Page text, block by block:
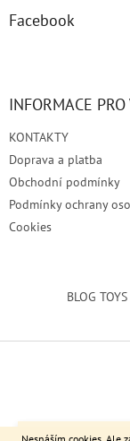
Srdečně zvu výstavu
Facebook
INFORMACE PRO
KONTAKTY
Doprava a platba
Obchodní podmínky
Podmínky ochrany
Cookies
BLOG TOYS